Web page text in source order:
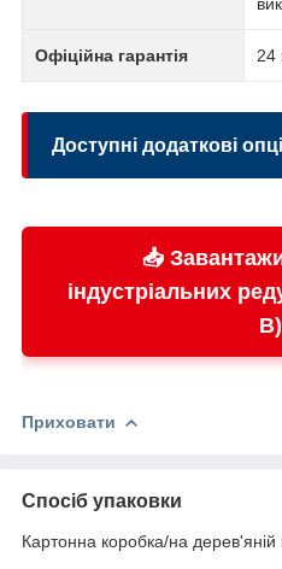
Офіційна гарантія 24
Доступні додаткові
Системи
Системи підігріву:
Контроль параметрів:
📥
індустріальних
B)
Приховати
Спосіб упаковки
Картонна коробка/на дерев'яній